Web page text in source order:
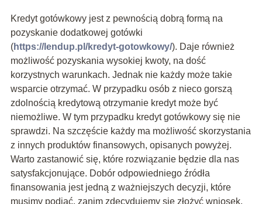
Kredyt gotówkowy jest z pewnością dobrą formą na
pozyskanie dodatkowej gotówki
(https://lendup.pl/kredyt-gotowkowy/). Daje również
możliwość pozyskania wysokiej kwoty, na dość
korzystnych warunkach. Jednak nie każdy może takie
wsparcie otrzymać. W przypadku osób z nieco gorszą
zdolnością kredytową otrzymanie kredyt może być
niemożliwe. W tym przypadku kredyt gotówkowy się nie
sprawdzi. Na szczęście każdy ma możliwość skorzystania
z innych produktów finansowych, opisanych powyżej.
Warto zastanowić się, które rozwiązanie będzie dla nas
satysfakcjonujące. Dobór odpowiedniego źródła
finansowania jest jedną z ważniejszych decyzji, które
musimy podjąć, zanim zdecydujemy się złożyć wniosek.